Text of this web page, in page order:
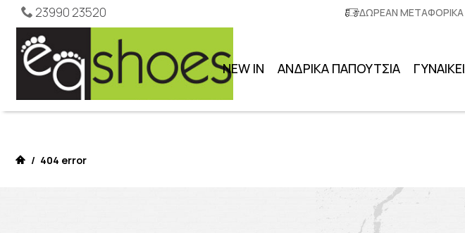
23990 23520 ΔΩΡΕΑΝ ΜΕΤΑΦΟΡΙΚΑ
NEW IN ΑΝΔΡΙΚΑ ΠΑΠΟΥΤΣΙΑ
/ 404 error